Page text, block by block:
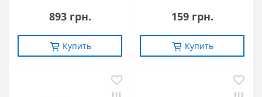
893 грн.
Купить
159 грн.
Купить